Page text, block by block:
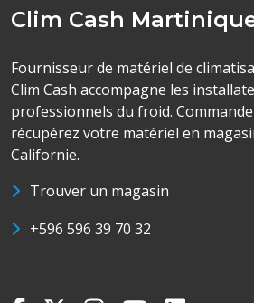
Clim Cash
Fournisseur de matériel de
Clim Cash accompagne les
professionnels du froid.
récupérez votre matériel en
Californie.
Trouver un magasin
+596 596 39 70 32